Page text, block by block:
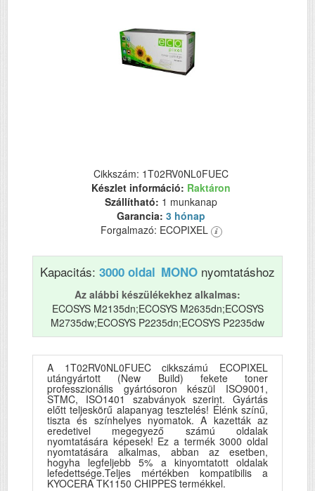
Cikkszám: 1T02RV0NL0FUEC
Készlet információ: Raktáron
Szállítható: 1 munkanap
Garancia: 3 hónap
Forgalmazó: ECOPIXEL
Kapacitás: 3000 oldal MONO nyomtatáshoz
Az alábbi készülékekhez alkalmas:
ECOSYS M2135dn;ECOSYS M2635dn;ECOSYS
M2735dw;ECOSYS P2235dn;ECOSYS P2235dw
A 1T02RV0NL0FUEC cikkszámú ECOPIXEL
utángyártott (New Build) fekete toner
professzionális gyártósoron készül ISO9001,
STMC, ISO1401 szabványok szerint. Gyártás
előtt teljeskörű alapanyag tesztelés! Élénk színű,
tiszta és színhelyes nyomatok. A kazetták az
eredetivel megegyező számú oldalak
nyomtatására képesek! Ez a termék 3000 oldal
nyomtatására alkalmas, abban az esetben,
hogyha legfeljebb 5% a kinyomtatott oldalak
lefedettsége.Teljes mértékben kompatibilis a
KYOCERA TK1150 CHIPPES termékkel.